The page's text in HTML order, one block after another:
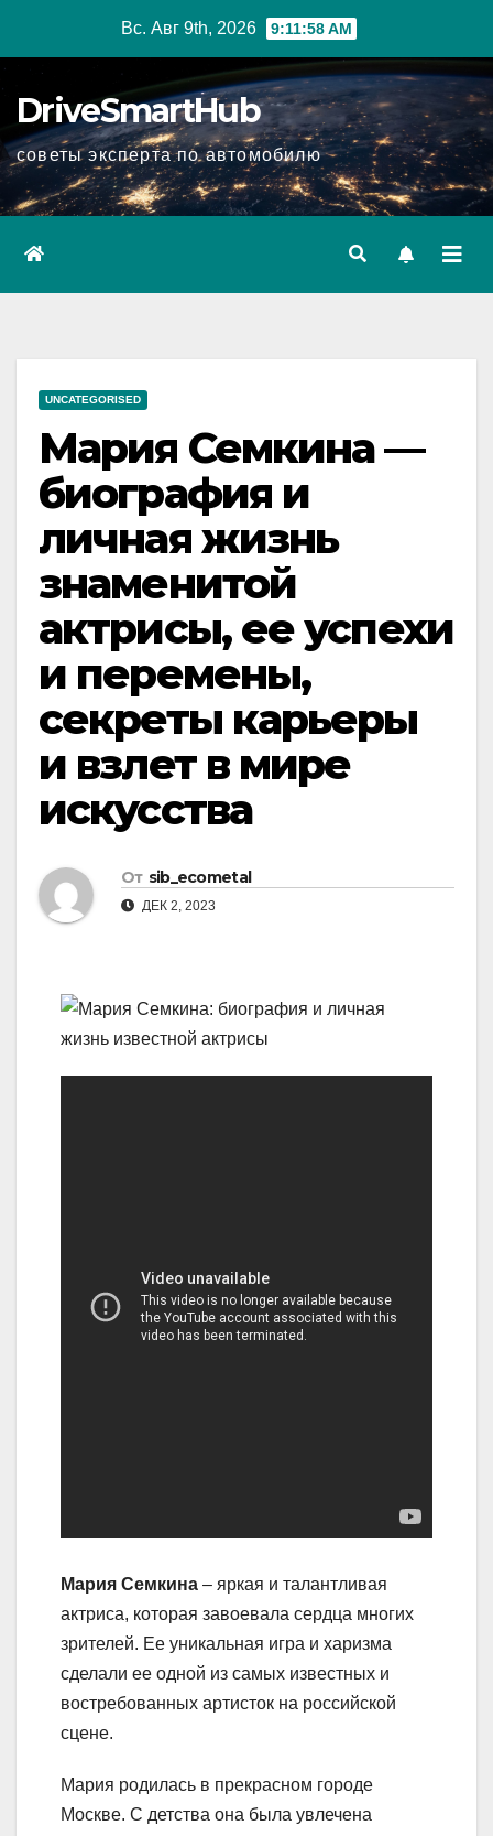
Вс. Авг 9th, 2026 9:11:59 AM
DriveSmartHub
советы эксперта по автомобилю
UNCATEGORISED
Мария Семкина —
биография и
личная жизнь
знаменитой
актрисы, ее успехи
и перемены,
секреты карьеры
и взлет в мире
искусства
От sib_ecometal
ДЕК 2, 2023
Мария Семкина – яркая и талантливая
актриса, которая завоевала сердца многих
зрителей. Ее уникальная игра и харизма
сделали ее одной из самых известных и
востребованных артисток на российской
сцене.
Мария родилась в прекрасном городе
Москве. С детства она была увлечена